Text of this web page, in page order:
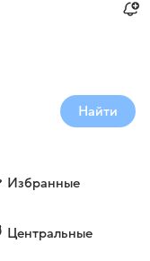
Найти
Избранные
Центральные